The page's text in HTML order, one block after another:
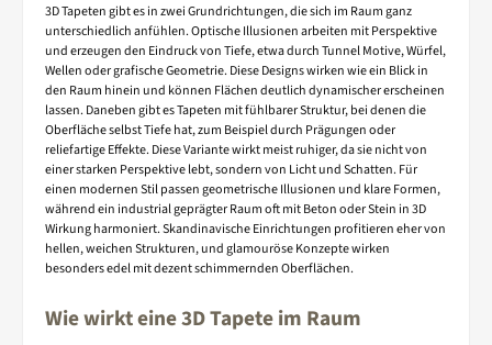
3D Tapeten gibt es in zwei Grundrichtungen, die sich im Raum ganz
unterschiedlich anfühlen. Optische Illusionen arbeiten mit Perspektive
und erzeugen den Eindruck von Tiefe, etwa durch Tunnel Motive, Würfel,
Wellen oder grafische Geometrie. Diese Designs wirken wie ein Blick in
den Raum hinein und können Flächen deutlich dynamischer erscheinen
lassen. Daneben gibt es Tapeten mit fühlbarer Struktur, bei denen die
Oberfläche selbst Tiefe hat, zum Beispiel durch Prägungen oder
reliefartige Effekte. Diese Variante wirkt meist ruhiger, da sie nicht von
einer starken Perspektive lebt, sondern von Licht und Schatten. Für
einen modernen Stil passen geometrische Illusionen und klare Formen,
während ein industrial geprägter Raum oft mit Beton oder Stein in 3D
Wirkung harmoniert. Skandinavische Einrichtungen profitieren eher von
hellen, weichen Strukturen, und glamouröse Konzepte wirken
besonders edel mit dezent schimmernden Oberflächen.
Wie wirkt eine 3D Tapete im Raum